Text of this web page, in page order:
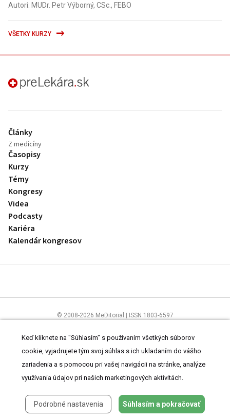
Autori: MUDr. Petr Výborný, CSc., FEBO
VŠETKY KURZY
preLekára.sk
Články
Z medicíny
Časopisy
Kurzy
Témy
Kongresy
Videa
Podcasty
Kariéra
Kalendár kongresov
© 2008-2026 MeDitorial | ISSN 1803-6597
ČítajteprehlásenieaZásady spracovania osobných údajov
Keď kliknete na "Súhlasím" s používaním všetkých súborov
cookie, vyjadrujete tým svoj súhlas s ich ukladaním do vášho
zariadenia a s pomocou pri vašej navigácii na stránke, analýze
využívania údajov pri našich marketingových aktivitách.
Podrobné nastavenia Súhlasím a pokračovať